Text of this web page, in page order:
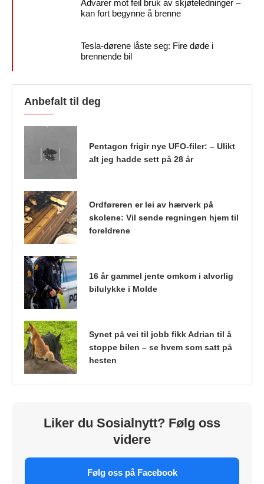
Advarer mot feil bruk av skjøteledninger –
kan fort begynne å brenne
Tesla-dørene låste seg: Fire døde i
brennende bil
Anbefalt til deg
Pentagon frigir nye UFO-filer: – Ulikt
alt jeg hadde sett på 28 år
Ordføreren er lei av hærverk på
skolene: Vil sende regningen hjem til
foreldrene
16 år gammel jente omkom i alvorlig
bilulykke i Molde
Synet på vei til jobb fikk Adrian til å
stoppe bilen – se hvem som satt på
hesten
Liker du Sosialnytt? Følg oss
videre
Følg oss på Facebook